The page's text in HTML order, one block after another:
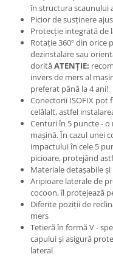
în structura scaunului
Picior de susținere
Protecție integrată de
Rotație 360º din orice
dezinstalare sau
dorităATENȚIE:
invers de mers al
preferat până la 4 ani!
Conectorii ISOFIX
celălalt, astfel
Centuri în 5 puncte -
mașină. În cazul unei
impactului în cele 5
picioare, protejând
Materiale detașabile și
Aripioare laterale de
cocoon, îl protejează
Diferite poziții de
mers
Tetieră în formă V -
capului și asigură
lateral